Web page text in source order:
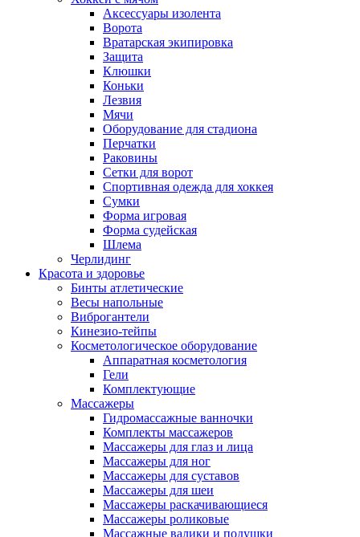
Аксессуары изолента
Ворота
Вратарская экипировка
Защита
Клюшки
Коньки
Лезвия
Мячи
Оборудование для стадиона
Перчатки
Раковины
Сетки для ворот
Спортивная одежда для хоккея
Сумки
Форма игровая
Форма судейская
Шлема
Черлидинг
Красота и здоровье
Бинты атлетические
Весы напольные
Виброгантели
Кинезио-тейпы
Косметологическое оборудование
Аппаратная косметология
Гели
Комплектующие
Массажеры
Гидромассажные ванночки
Комплекты массажеров
Массажеры для глаз и лица
Массажеры для ног
Массажеры для суставов
Массажеры для шеи
Массажеры раскачивающиеся
Массажеры роликовые
Массажные валики и подушки